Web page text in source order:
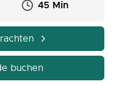
45 Min
buchen